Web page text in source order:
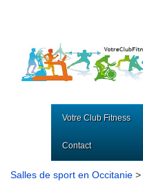
Votre Club Fitness
Contact
Salles de sport en Occitanie >